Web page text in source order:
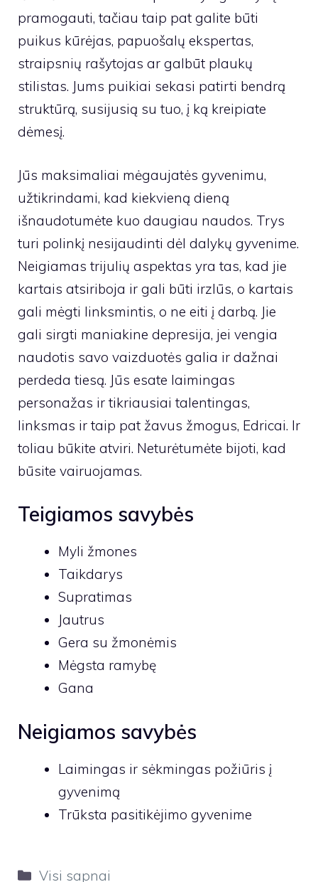
pramogauti, tačiau taip pat galite būti
puikus kūrėjas, papuošalų ekspertas,
straipsnių rašytojas ar galbūt plaukų
stilistas. Jums puikiai sekasi patirti bendrą
struktūrą, susijusią su tuo, į ką kreipiate
dėmesį.
Jūs maksimaliai mėgaujatės gyvenimu,
užtikrindami, kad kiekvieną dieną
išnaudotumėte kuo daugiau naudos. Trys
turi polinkį nesijaudinti dėl dalykų gyvenime.
Neigiamas trijulių aspektas yra tas, kad jie
kartais atsiriboja ir gali būti irzlūs, o kartais
gali mėgti linksmintis, o ne eiti į darbą. Jie
gali sirgti maniakine depresija, jei vengia
naudotis savo vaizduotės galia ir dažnai
perdeda tiesą. Jūs esate laimingas
personažas ir tikriausiai talentingas,
linksmas ir taip pat žavus žmogus, Edricai. Ir
toliau būkite atviri. Neturėtumėte bijoti, kad
būsite vairuojamas.
Teigiamos savybės
Myli žmones
Taikdarys
Supratimas
Jautrus
Gera su žmonėmis
Mėgsta ramybę
Gana
Neigiamos savybės
Laimingas ir sėkmingas požiūris į
gyvenimą
Trūksta pasitikėjimo gyvenime
Kategorijos
Visi sapnai